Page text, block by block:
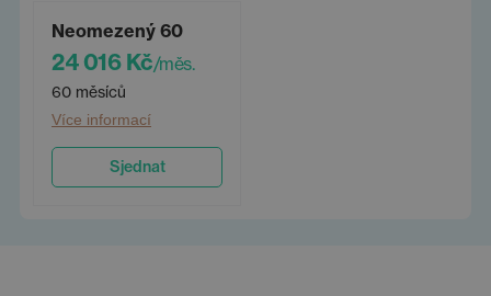
Neomezený 60
24 016 Kč/měs.
60 měsíců
Více informací
Sjednat